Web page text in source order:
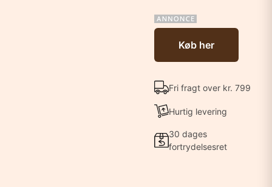
Køb her
Fri fragt over kr. 799
Hurtig levering
30 dages
fortrydelsesret